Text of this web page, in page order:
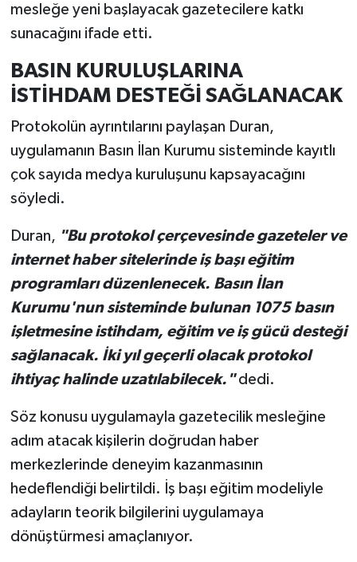
mesleğe yeni başlayacak gazetecilere katkı
sunacağını ifade etti.
BASIN KURULUŞLARINA
İSTİHDAM DESTEĞİ SAĞLANACAK
Protokolün ayrıntılarını paylaşan Duran,
uygulamanın Basın İlan Kurumu sisteminde kayıtlı
çok sayıda medya kuruluşunu kapsayacağını
söyledi.
Duran, "Bu protokol çerçevesinde gazeteler ve
internet haber sitelerinde iş başı eğitim
programları düzenlenecek. Basın İlan
Kurumu'nun sisteminde bulunan 1075 basın
işletmesine istihdam, eğitim ve iş gücü desteği
sağlanacak. İki yıl geçerli olacak protokol
ihtiyaç halinde uzatılabilecek."dedi.
Söz konusu uygulamayla gazetecilik mesleğine
adım atacak kişilerin doğrudan haber
merkezlerinde deneyim kazanmasının
hedeflendiği belirtildi. İş başı eğitim modeliyle
adayların teorik bilgilerini uygulamaya
dönüştürmesi amaçlanıyor.
Simav
Spor
Tavşanlı
Teknoloji
Video Galeri
Yaşam
Yemek Tarifleri